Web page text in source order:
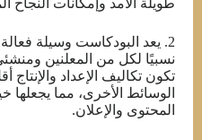
طويلة الأمد وإمكانات النجاح
2. يعد البودكاست وسيلة
نسبيًا لكل من المعلنين
تكون تكاليف الإعداد والإنتاج
الوسائط الأخرى، مما يجعلها
المحتوى والإعلان.